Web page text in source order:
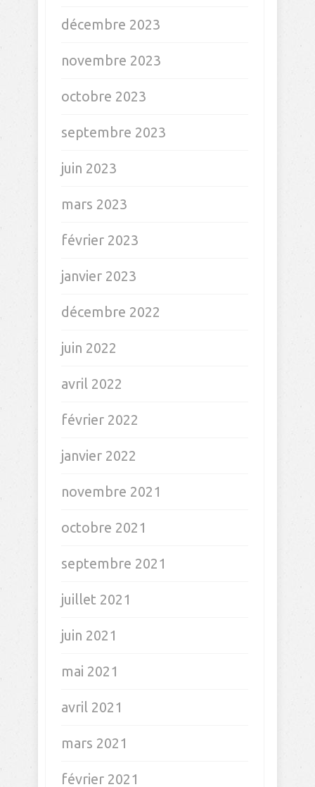
décembre 2023
novembre 2023
octobre 2023
septembre 2023
juin 2023
mars 2023
février 2023
janvier 2023
décembre 2022
juin 2022
avril 2022
février 2022
janvier 2022
novembre 2021
octobre 2021
septembre 2021
juillet 2021
juin 2021
mai 2021
avril 2021
mars 2021
février 2021